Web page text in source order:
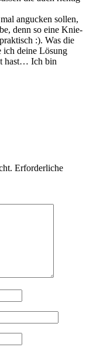
angucken sollen,
denn so eine Knie-
:). Was die
ich deine Lösung
hast… Ich bin
Erforderliche